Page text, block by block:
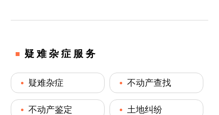
疑难杂症服务
疑难杂症 不动产查找
不动产鉴定 土地纠纷